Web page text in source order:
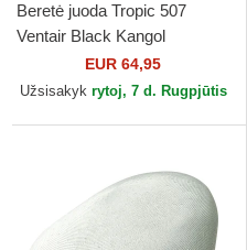
Beretė juoda Tropic 507
Ventair Black Kangol
EUR 64,95
Užsisakyk rytoj, 7 d. Rugpjūtis